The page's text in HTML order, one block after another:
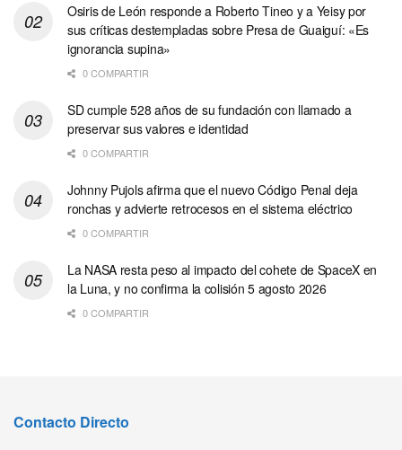
Osiris de León responde a Roberto Tineo y a Yeisy por
sus críticas destempladas sobre Presa de Guaiguí: «Es
ignorancia supina»
0 COMPARTIR
SD cumple 528 años de su fundación con llamado a
preservar sus valores e identidad
0 COMPARTIR
Johnny Pujols afirma que el nuevo Código Penal deja
ronchas y advierte retrocesos en el sistema eléctrico
0 COMPARTIR
La NASA resta peso al impacto del cohete de SpaceX en
la Luna, y no confirma la colisión 5 agosto 2026
0 COMPARTIR
Contacto Directo